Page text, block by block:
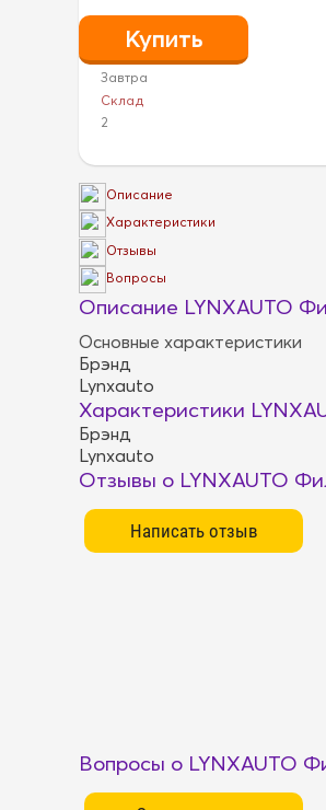
Завтра
Склад
2
Описание
Характеристики
Отзывы
Вопросы
Описание LYNXAUTO
Основные характеристики
Брэнд
Lynxauto
Характеристики
Брэнд
Lynxauto
Отзывы о LYNXAUTO
Вопросы о LYNXAUTO